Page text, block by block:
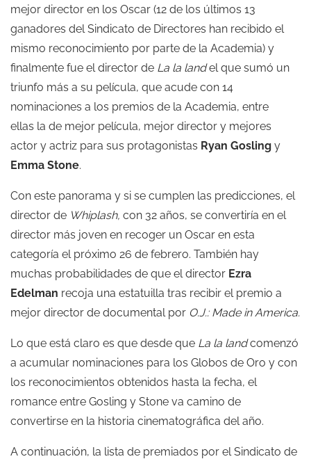
mejor director en los Oscar (12 de los últimos 13
ganadores del Sindicato de Directores han recibido el
mismo reconocimiento por parte de la Academia) y
finalmente fue el director de La la landel que sumó un
triunfo más a su película, que acude con 14
nominaciones a los premios de la Academia, entre
ellas la de mejor película, mejor director y mejores
actor y actriz para sus protagonistas Ryan Gosling y
Emma Stone.
Con este panorama y si se cumplen las predicciones, el
director de Whiplash, con 32 años, se convertiría en el
director más joven en recoger un Oscar en esta
categoría el próximo 26 de febrero. También hay
muchas probabilidades de que el director Ezra
Edelman recoja una estatuilla tras recibir el premio a
mejor director de documental por O.J.: Made in America.
Lo que está claro es que desde que La la landcomenzó
a acumular nominaciones para los Globos de Oro y con
los reconocimientos obtenidos hasta la fecha, el
romance entre Gosling y Stone va camino de
convertirse en la historia cinematográfica del año.
A continuación, la lista de premiados por el Sindicato de